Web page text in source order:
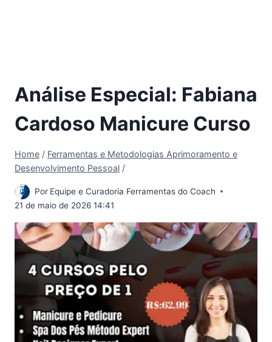
Análise Especial: Fabiana
Cardoso Manicure Curso
Home / Ferramentas e Metodologias Aprimoramento e
Desenvolvimento Pessoal /
Por Equipe e Curadoria Ferramentas do Coach
21 de maio de 2026 14:41